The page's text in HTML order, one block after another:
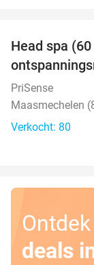
Head spa
PriSense
Maasmechelen
Verkocht: 80
deals